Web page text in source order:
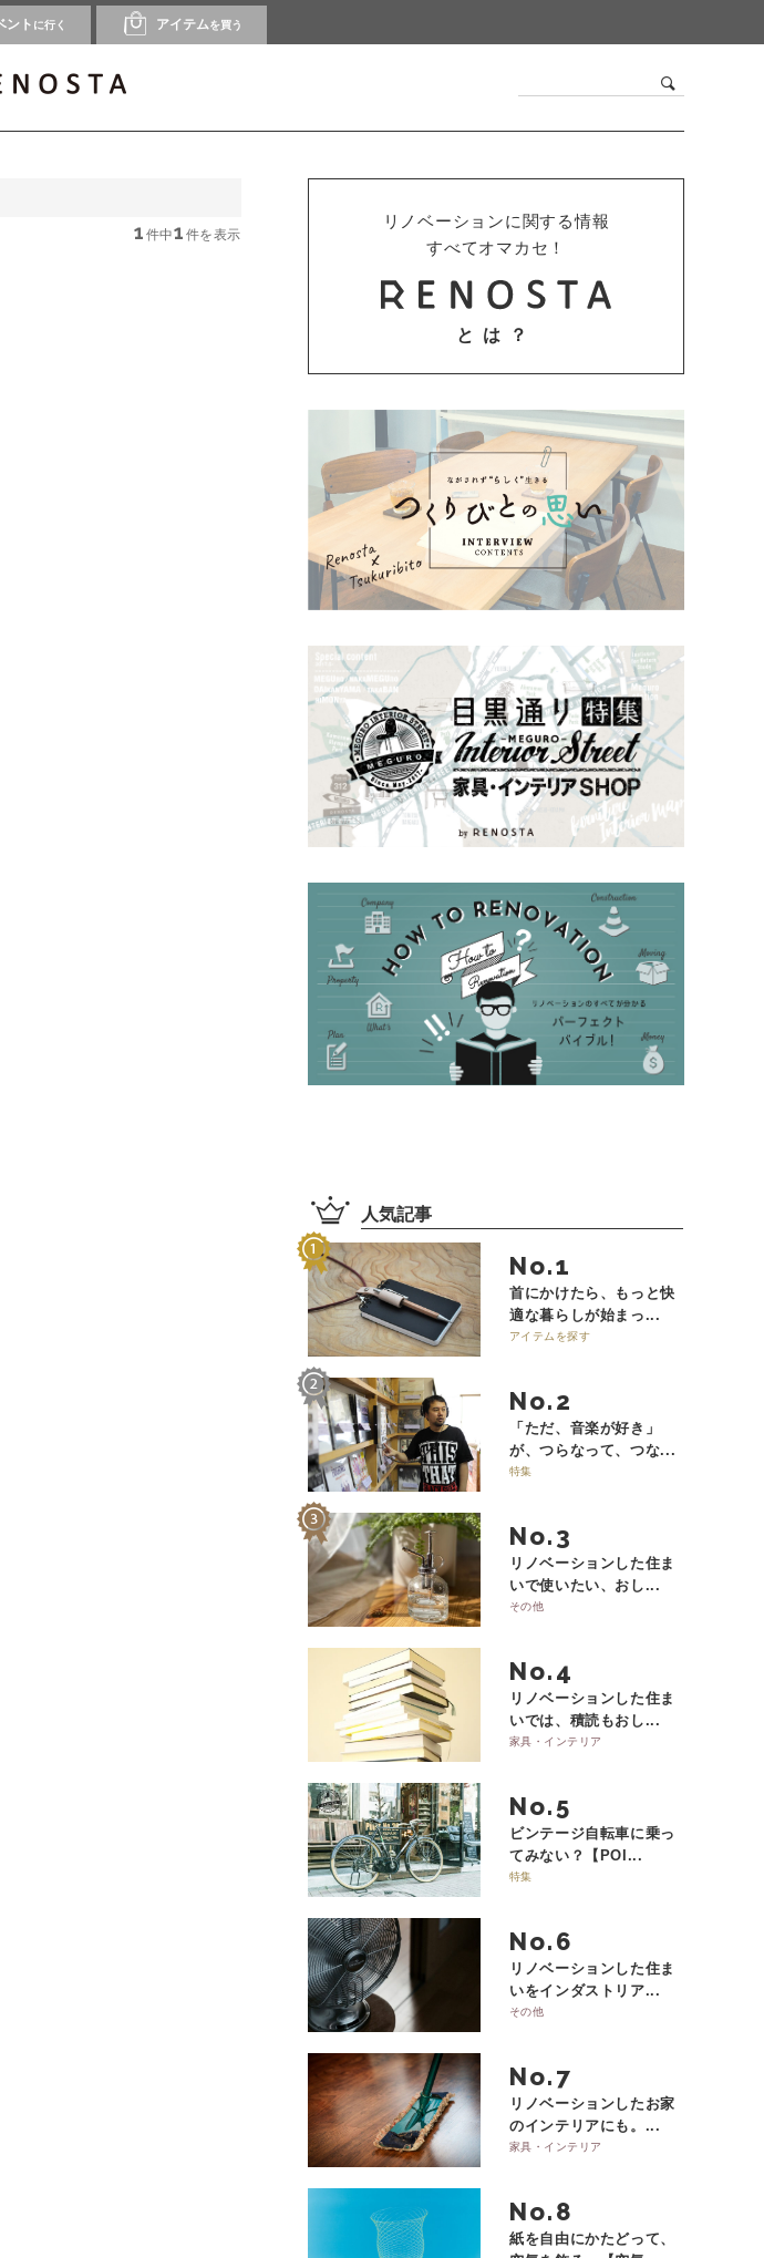
ント に行く アイテムを買う
1 件中1 件を表示
リノベーションに関する情報
すべてオマカセ！
とは？
人気記事
No.
首にかけたら、もっと快
適な暮らしが始まっ...
アイテムを探す
No.
「ただ、音楽が好き」
が、つらなって、つな...
特集
No.
リノベーションした住ま
いで使いたい、おし...
その他
No.
リノベーションした住ま
いでは、積読もおし...
家具・インテリア
No.
ビンテージ自転車に乗っ
てみない？【POI...
特集
No.
リノベーションした住ま
いをインダストリア...
その他
No.
リノベーションしたお家
のインテリアにも。...
家具・インテリア
No.
紙を自由にかたどって、